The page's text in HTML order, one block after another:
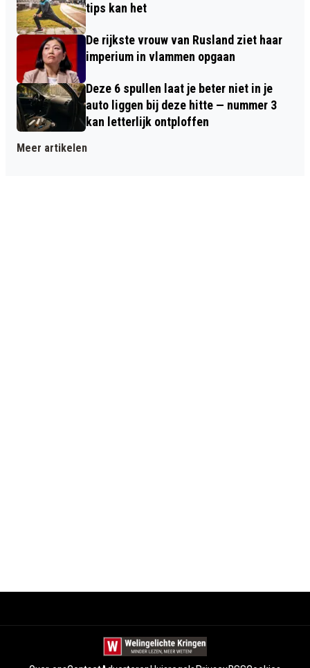
tips kan het
De rijkste vrouw van Rusland ziet haar
imperium in vlammen opgaan
Deze 6 spullen laat je beter niet in je
auto liggen bij deze hitte — nummer 3
kan letterlijk ontploffen
Meer artikelen